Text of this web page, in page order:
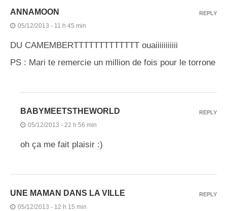
ANNAMOON
05/12/2013 - 11 h 45 min
DU CAMEMBERTTTTTTTTTTTTT ouaiiiiiiiiiii
PS : Mari te remercie un million de fois pour le torrone
REPLY
BABYMEETSTHEWORLD
05/12/2013 - 22 h 56 min
oh ça me fait plaisir :)
REPLY
UNE MAMAN DANS LA VILLE
05/12/2013 - 12 h 15 min
REPLY